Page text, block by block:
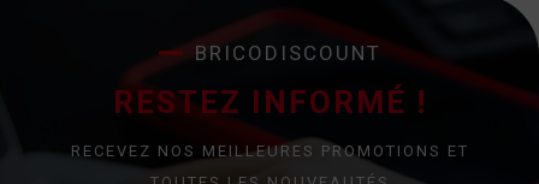
BRICODISCOUNT
RESTEZ INFORMÉ !
RECEVEZ NOS MEILLEURES PROMOTIONS ET